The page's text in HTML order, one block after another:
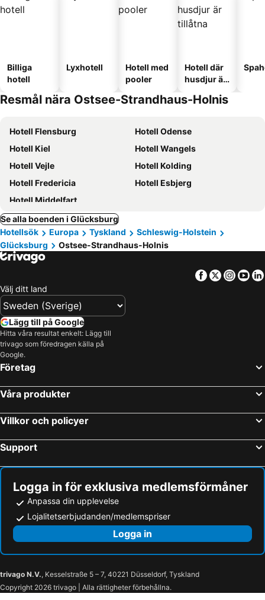
Billiga
hotell
Lyxhotell
Hotell med
pooler
Hotell där
husdjur är
Resmål nära Ostsee-Strandhaus-Holnis
Hotell Flensburg
Hotell Odense
Hotell Kiel
Hotell Wangels
Hotell Vejle
Hotell Kolding
Hotell Fredericia
Hotell Esbjerg
Hotell Middelfart
Se alla boenden i Glücksburg
Hotellsök
Europa Tyskland
Schleswig-Holstein
Glücksburg
Ostsee-Strandhaus-Holnis
Facebook
Twitter
Välj ditt land
Lägg till på Google
Hitta våra resultat enkelt: Lägg till
trivago som föredragen källa på
Google.
Företag
Våra produkter
Villkor och policyer
Support
Logga in för exklusiva medlemsförmåner
Anpassa din upplevelse
Lojalitetserbjudanden/medlemspriser
Logga in
trivago N.V., Kesselstraße 5 – 7, 40221 Düsseldorf, Tyskland
Copyright 2026 trivago | Alla rättigheter förbehållna.